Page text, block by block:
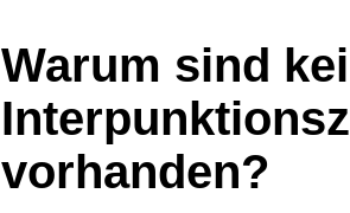
Warum sind
vorhanden?